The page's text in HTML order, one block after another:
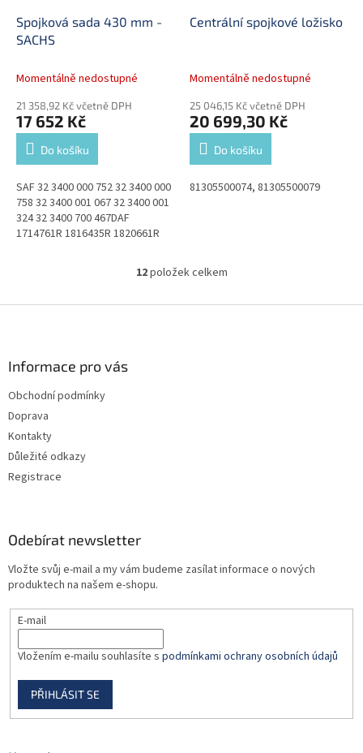
Spojková sada 430 mm -
SACHS
Momentálně nedostupné
21 358,92 Kč včetně DPH
17 652 Kč
Do košíku
SAF 32 3400 000 752 32 3400 000
758 32 3400 001 067 32 3400 001
324 32 3400 700 467DAF
1714761R 1816435R 1820661R
Centrální spojkové ložisko
Momentálně nedostupné
25 046,15 Kč včetně DPH
20 699,30 Kč
Do košíku
81305500074, 81305500079
O
l
12položek celkem
Informace pro vás
Obchodní podmínky
Doprava
Kontakty
Důležité odkazy
Registrace
Odebírat newsletter
Vložte svůj e-mail a my vám budeme zasílat informace o nových
produktech na našem e-shopu.
E-mail
Vložením e-mailu souhlasíte s podmínkami ochrany osobních údajů
PŘIHLÁSIT SE